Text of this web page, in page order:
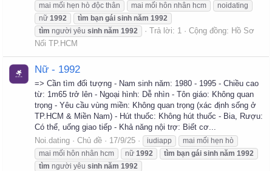
mai mối hẹn hò độc thân
mai mối hôn nhân hcm
noidating
nữ 1992 tìm bạn gái sinh năm 1992
tìm người yêu sinh năm 1992 Trả lời: 1 Cộng đồng: Hồ Sơ
Nối TP.HCM
Nữ - 1992
=> Cần tìm đối tượng - Nam sinh năm: 1980 - 1995 - Chiều cao
từ: 1m65 trở lên - Ngoại hình: Dễ nhìn - Tôn giáo: Không quan
trọng - Yêu cầu vùng miền: Không quan trọng (xác định sống ở
TP.HCM & Miền Nam) - Hút thuốc: Không hút thuốc - Bia, Rượu:
Có thể, uống giao tiếp - Khả năng nội trợ: Biết cơ...
Noi.dating
Chủ đề 17/9/25 iudiapp
mai mối hẹn hò
mai mối hôn nhân hcm
nữ 1992 tìm bạn gái sinh năm 1992
tìm người yêu sinh năm 1992